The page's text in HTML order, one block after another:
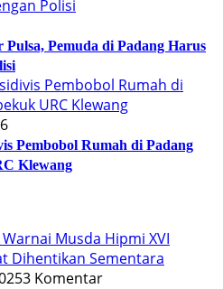
Pemuda di Padang Harus
Pembobol Rumah di Padang
Klewang
3 Komentar